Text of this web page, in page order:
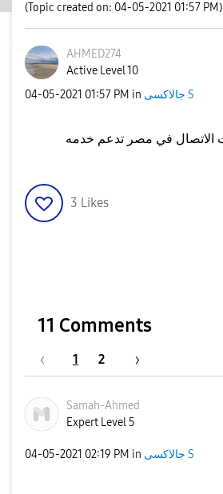
(Topic created on: 04-05-2021 01:57 PM)
AHMED274
Active Level 10
‎04-05-2021 01:57 PM in جالاكسى S
3 Likes
11 Comments
1 2
Samah-Ahmed
Expert Level 5
‎04-05-2021 02:19 PM in جالاكسى S